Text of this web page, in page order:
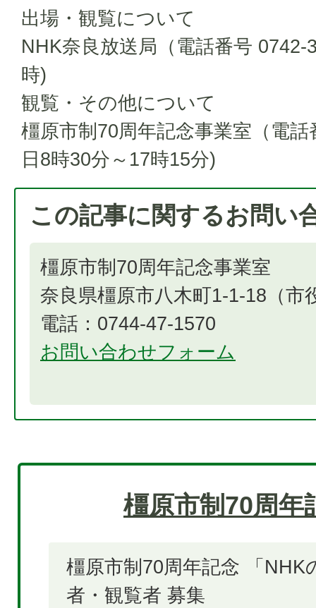
出場・観覧について
NHK奈良放送局（電話番号 0742-
時)
観覧・その他について
橿原市制70周年記念事業室（電
日8時30分～17時15分)
この記事に関するお問い
橿原市制70周年記念事業室
奈良県橿原市八木町1-1-18（市
電話：0744-47-1570
お問い合わせフォーム
橿原市制70周年
橿原市制70周年記念 「NHK
者・観覧者 募集